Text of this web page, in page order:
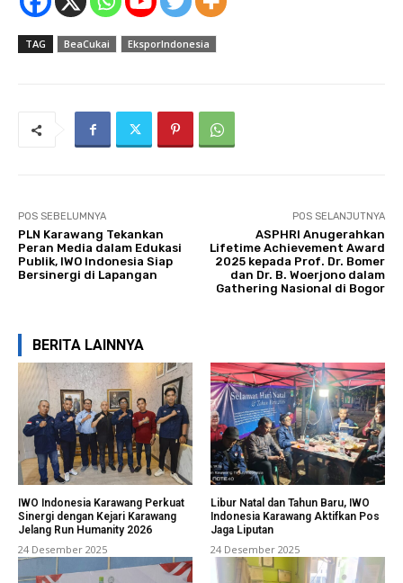
TAG BeaCukai EksporIndonesia
POS SEBELUMNYA
PLN Karawang Tekankan
Peran Media dalam Edukasi
Publik, IWO Indonesia Siap
Bersinergi di Lapangan
POS SELANJUTNYA
ASPHRI Anugerahkan
Lifetime Achievement Award
2025 kepada Prof. Dr. Bomer
dan Dr. B. Woerjono dalam
Gathering Nasional di Bogor
BERITA LAINNYA
IWO Indonesia Karawang Perkuat
Sinergi dengan Kejari Karawang
Jelang Run Humanity 2026
24 Desember 2025
Libur Natal dan Tahun Baru, IWO
Indonesia Karawang Aktifkan Pos
Jaga Liputan
24 Desember 2025